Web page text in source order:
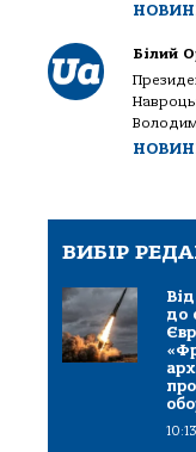
Білий
ВИБІР
до